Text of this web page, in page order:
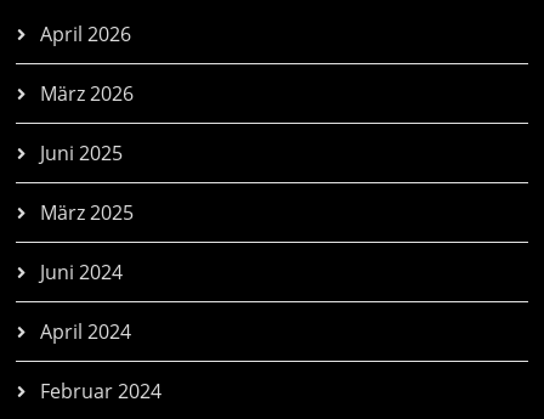
April 2026
März 2026
Juni 2025
März 2025
Juni 2024
April 2024
Februar 2024